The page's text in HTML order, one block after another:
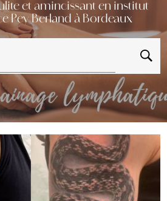
et amincissant en institut
Pey Berland à Bordeaux